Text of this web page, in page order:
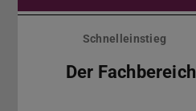
Menü
überspringenSchnelleinstieg
Der Fachbereich